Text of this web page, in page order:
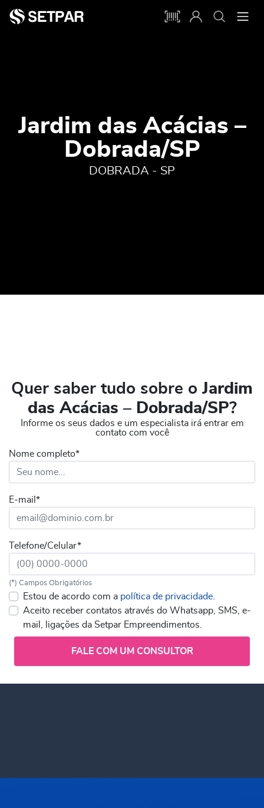
Jardim das Acácias –
Dobrada/SP
DOBRADA - SP
Quer saber tudo sobre o Jardim
das Acácias – Dobrada/SP?
Informe os seus dados e um especialista irá entrar em
contato com você
Nome completo*
E-mail*
Telefone/Celular*
(*) Campos Obrigatórios
Estou de acordo com a política de privacidade.
Aceito receber contatos através do Whatsapp, SMS, e-
mail, ligações da Setpar Empreendimentos.
FALE COM UM CONSULTOR